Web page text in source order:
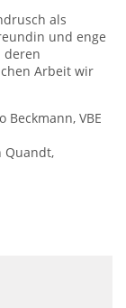
als
und enge
deren
Arbeit wir
VBE
Quandt,